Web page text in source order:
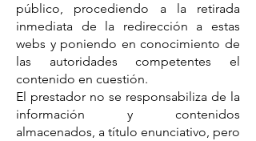
público, procediendo a la retirada
inmediata de la redirección a estas
webs y poniendo en conocimiento de
las autoridades competentes el
contenido en cuestión.
El prestador no se responsabiliza de la
información y contenidos
almacenados, a título enunciativo, pero